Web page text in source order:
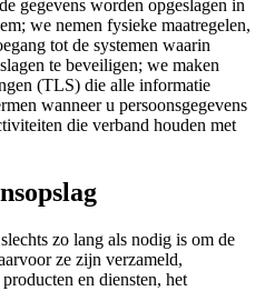
gegevens worden opgeslagen in
we nemen fysieke maatregelen,
tot de systemen waarin
te beveiligen; we maken
(TLS) die alle informatie
wanneer u persoonsgegevens
die verband houden met
zo lang als nodig is om de
ze zijn verzameld,
en diensten, het